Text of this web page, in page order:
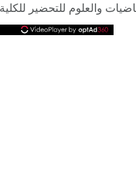
والعلوم للتحضير